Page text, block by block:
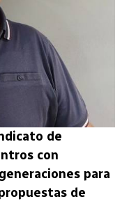
de
con
para
de